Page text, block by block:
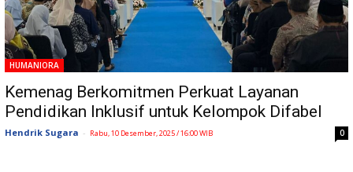
HUMANIORA
Kemenag Berkomitmen Perkuat Layanan
Pendidikan Inklusif untuk Kelompok Difabel
Hendrik Sugara - Rabu, 10 Desember, 2025 / 16:00 WIB 0